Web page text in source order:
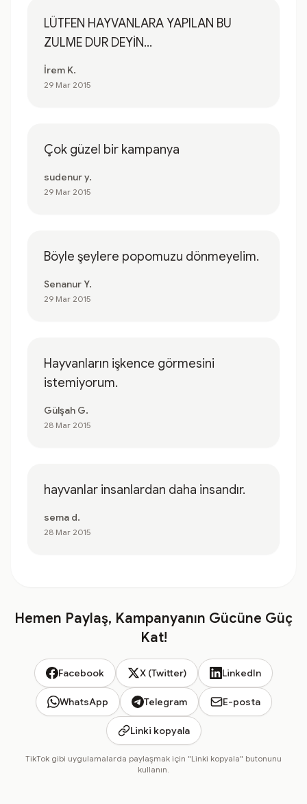
LÜTFEN HAYVANLARA YAPILAN BU
ZULME DUR DEYİN...
İrem K.
29 Mar 2015
Çok güzel bir kampanya
sudenur y.
29 Mar 2015
Böyle şeylere popomuzu dönmeyelim.
Senanur Y.
29 Mar 2015
Hayvanların işkence görmesini
istemiyorum.
Gülşah G.
28 Mar 2015
hayvanlar insanlardan daha insandır.
sema d.
28 Mar 2015
Hemen Paylaş, Kampanyanın Gücüne Güç
Kat!
Facebook X (Twitter) LinkedIn
WhatsApp Telegram E-posta
Linki kopyala
TikTok gibi uygulamalarda paylaşmak için "Linki kopyala" butonunu
kullanın.